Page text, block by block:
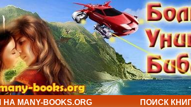
MANY-BOOKS.ORG ПОИСК